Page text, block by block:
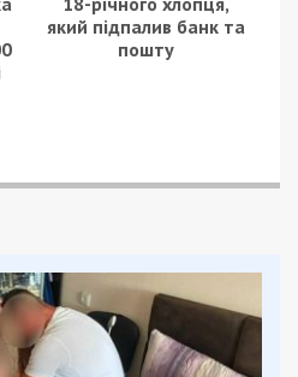
який підпалив банк та
пошту